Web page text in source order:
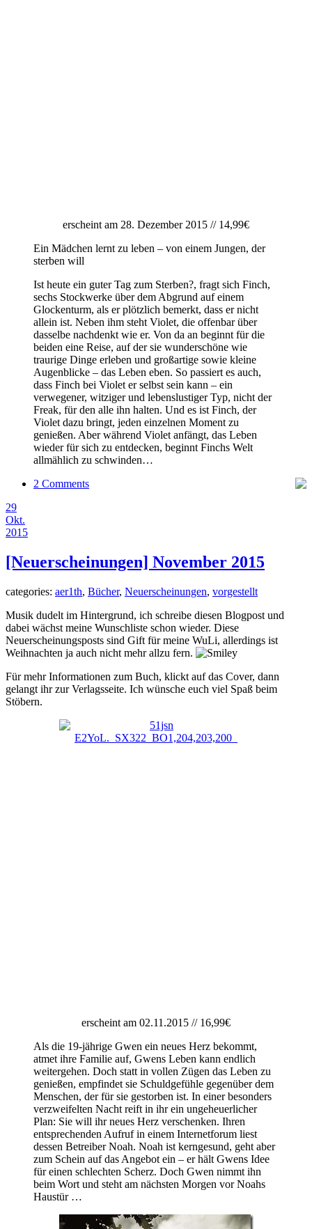
erscheint am 28. Dezember 2015 // 14,99€
Ein Mädchen lernt zu leben – von einem Jungen, der
sterben will
Ist heute ein guter Tag zum Sterben?, fragt sich Finch,
sechs Stockwerke über dem Abgrund auf einem
Glockenturm, als er plötzlich bemerkt, dass er nicht
allein ist. Neben ihm steht Violet, die offenbar über
dasselbe nachdenkt wie er. Von da an beginnt für die
beiden eine Reise, auf der sie wunderschöne wie
traurige Dinge erleben und großartige sowie kleine
Augenblicke – das Leben eben. So passiert es auch,
dass Finch bei Violet er selbst sein kann – ein
verwegener, witziger und lebenslustiger Typ, nicht der
Freak, für den alle ihn halten. Und es ist Finch, der
Violet dazu bringt, jeden einzelnen Moment zu
genießen. Aber während Violet anfängt, das Leben
wieder für sich zu entdecken, beginnt Finchs Welt
allmählich zu schwinden…
2 Comments
29
Okt.
2015
[Neuerscheinungen] November 2015
categories: aer1th, Bücher, Neuerscheinungen, vorgestellt
Musik dudelt im Hintergrund, ich schreibe diesen Blogpost und
dabei wächst meine Wunschliste schon wieder. Diese
Neuerscheinungsposts sind Gift für meine WuLi, allerdings ist
Weihnachten ja auch nicht mehr allzu fern.
Für mehr Informationen zum Buch, klickt auf das Cover, dann
gelangt ihr zur Verlagsseite. Ich wünsche euch viel Spaß beim
Stöbern.
erscheint am 02.11.2015 // 16,99€
Als die 19-jährige Gwen ein neues Herz bekommt,
atmet ihre Familie auf, Gwens Leben kann endlich
weitergehen. Doch statt in vollen Zügen das Leben zu
genießen, empfindet sie Schuldgefühle gegenüber dem
Menschen, der für sie gestorben ist. In einer besonders
verzweifelten Nacht reift in ihr ein ungeheuerlicher
Plan: Sie will ihr neues Herz verschenken. Ihren
entsprechenden Aufruf in einem Internetforum liest
dessen Betreiber Noah. Noah ist kerngesund, geht aber
zum Schein auf das Angebot ein – er hält Gwens Idee
für einen schlechten Scherz. Doch Gwen nimmt ihn
beim Wort und steht am nächsten Morgen vor Noahs
Haustür …